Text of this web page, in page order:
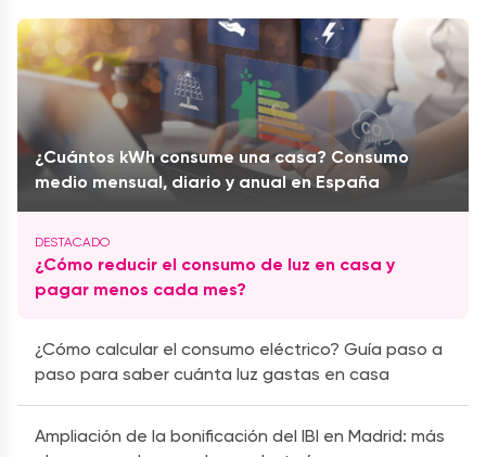
¿Cuántos kWh consume una casa? Consumo
medio mensual, diario y anual en España
¿Cómo reducir el consumo de luz en casa y
pagar menos cada mes?
¿Cómo calcular el consumo eléctrico? Guía paso a
paso para saber cuánta luz gastas en casa
Ampliación de la bonificación del IBI en Madrid: más